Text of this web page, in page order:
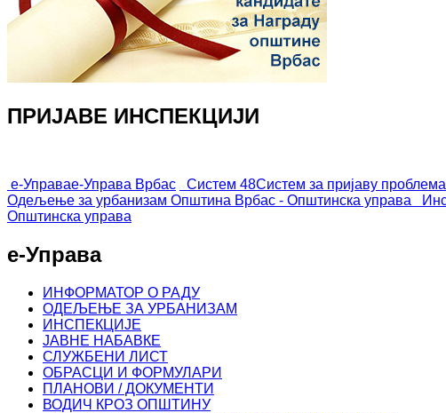
ПРИЈАВЕ ИНСПЕКЦИЈИ
е-Управае-Управа Врбас Систем 48Систем за пријаву
Одељење за урбанизам Општина Врбас - Општинска управа
Општинска управа
е-Управа
ИНФОРМАТОР О РАДУ
ОДЕЉЕЊЕ ЗА УРБАНИЗАМ
ИНСПЕКЦИЈЕ
ЈАВНЕ НАБАВКЕ
СЛУЖБЕНИ ЛИСТ
ОБРАСЦИ И ФОРМУЛАРИ
ПЛАНОВИ / ДОКУМЕНТИ
ВОДИЧ КРОЗ ОПШТИНУ